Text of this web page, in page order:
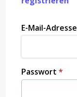
E-Mail-Adresse
Passwort *